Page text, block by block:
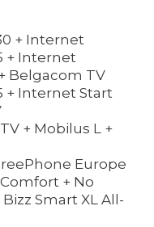
+ Internet
+ Internet
Belgacom TV
+ Internet Start
+ Mobilus L +
Europe
+ No
Smart XL All-